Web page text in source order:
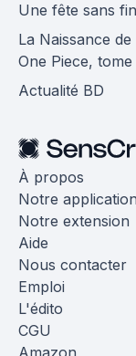
Une fête sans fin
La Naissance
One Piece, tome
Actualité BD
À propos
Notre
Notre extension
Aide
Nous contacter
Emploi
L'édito
CGU
Amazon